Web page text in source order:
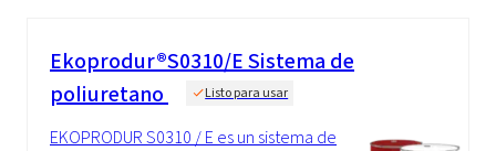
Ekoprodur®S0310/E Sistema de
poliuretano
Listo para usar
EKOPRODUR S0310 / E es un sistema de